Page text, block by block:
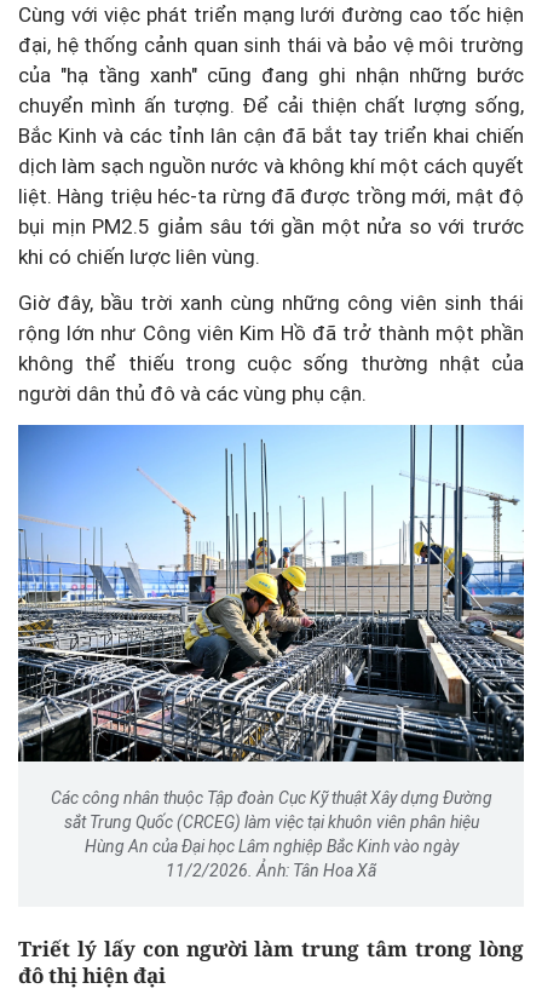
Cùng với việc phát triển mạng lưới đường cao tốc hiện
đại, hệ thống cảnh quan sinh thái và bảo vệ môi trường
của "hạ tầng xanh" cũng đang ghi nhận những bước
chuyển mình ấn tượng. Để cải thiện chất lượng sống,
Bắc Kinh và các tỉnh lân cận đã bắt tay triển khai chiến
dịch làm sạch nguồn nước và không khí một cách quyết
liệt. Hàng triệu héc-ta rừng đã được trồng mới, mật độ
bụi mịn PM2.5 giảm sâu tới gần một nửa so với trước
khi có chiến lược liên vùng.
Giờ đây, bầu trời xanh cùng những công viên sinh thái
rộng lớn như Công viên Kim Hồ đã trở thành một phần
không thể thiếu trong cuộc sống thường nhật của
người dân thủ đô và các vùng phụ cận.
Các công nhân thuộc Tập đoàn Cục Kỹ thuật Xây dựng Đường
sắt Trung Quốc (CRCEG) làm việc tại khuôn viên phân hiệu
Hùng An của Đại học Lâm nghiệp Bắc Kinh vào ngày
11/2/2026. Ảnh: Tân Hoa Xã
Triết lý lấy con người làm trung tâm trong lòng
đô thị hiện đại